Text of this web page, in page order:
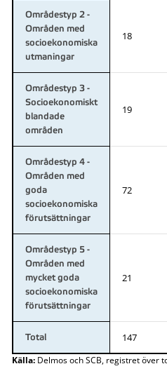
Områdestyp 2 -
Områden med
socioekonomiska
utmaningar
18
Områdestyp 3 -
Socioekonomiskt
blandade
områden
19
Områdestyp 4 -
Områden med
goda
socioekonomiska
förutsättningar
72
Områdestyp 5 -
Områden med
mycket goda
socioekonomiska
förutsättningar
21
Total 147
Källa:Delmos och SCB, registret över